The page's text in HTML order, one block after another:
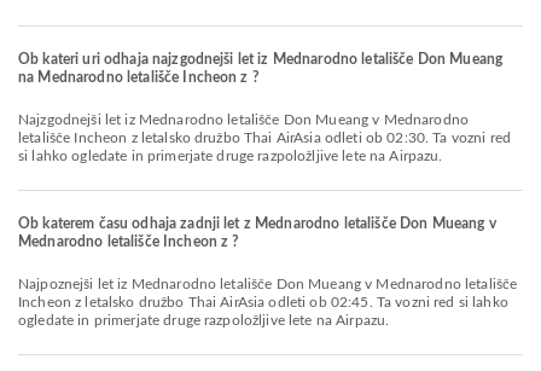
Ob kateri uri odhaja najzgodnejši let iz Mednarodno letališče Don Mueang
na Mednarodno letališče Incheon z ?
Najzgodnejši let iz Mednarodno letališče Don Mueang v Mednarodno
letališče Incheon z letalsko družbo Thai AirAsia odleti ob 02:30. Ta vozni red
si lahko ogledate in primerjate druge razpoložljive lete na Airpazu.
Ob katerem času odhaja zadnji let z Mednarodno letališče Don Mueang v
Mednarodno letališče Incheon z ?
Najpoznejši let iz Mednarodno letališče Don Mueang v Mednarodno letališče
Incheon z letalsko družbo Thai AirAsia odleti ob 02:45. Ta vozni red si lahko
ogledate in primerjate druge razpoložljive lete na Airpazu.